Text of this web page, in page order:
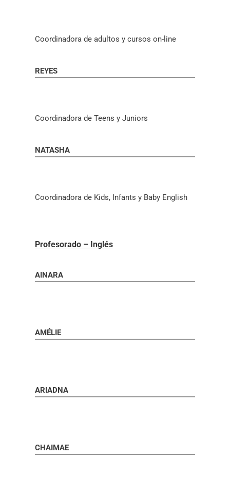
Coordinadora de adultos y cursos on-line
REYES
Coordinadora de Teens y Juniors
NATASHA
Coordinadora de Kids, Infants y Baby English
Profesorado – Inglés
AINARA
AMÉLIE
ARIADNA
CHAIMAE